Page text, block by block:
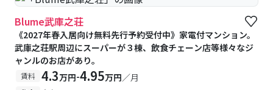
Blume武庫之荘
《2027年春入居向け無料先行予約受付中》家電付マンション。
武庫之荘駅周辺にスーパーが３棟、飲食チェーン店等様々なジ
ャンルのお店があり。
賃料 4.3万円-4.95万円／月